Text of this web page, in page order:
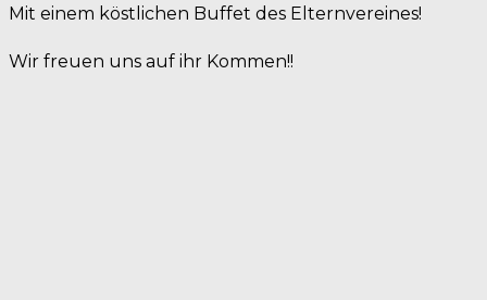
Mit einem köstlichen Buffet des Elternvereines!
Wir freuen uns auf ihr Kommen!!